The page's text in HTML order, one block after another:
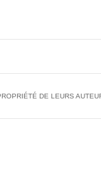
DE LEURS